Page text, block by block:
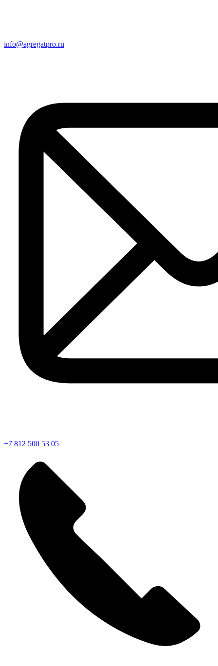
info@agregatpro.ru
+7 812 500 53 05